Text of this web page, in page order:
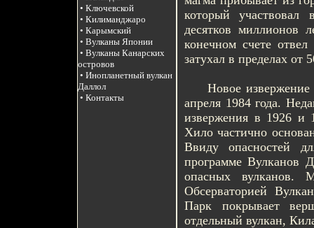
• Ключевской
• Килиманджаро
• Карымский
• Вулканы Японии
• Вулканы Канарских
островов
• Инопланетный вулкан
Даллол
• Контакты
который участвовал
десятков миллионов
конечном счете
затухал в пределах от
Новое извержение
апреля 1984 года.
извержения в 1926 и
Хило частично
Ввиду опасностей
программе Вулканов
опасных вулканов.
Обсерваторией
Парк покрывает
отдельный вулкан,